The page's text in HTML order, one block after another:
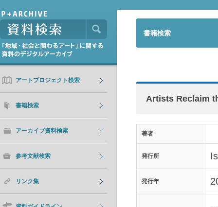
アートプロジェクト検索
書籍検索
アーカイブ資料検索
参考文献検索
リンク集
書籍検索
Artists Reclaim
著者
発行所
発行年